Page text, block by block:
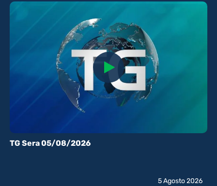
TG Sera 05/08/2026
5 Agosto 2026